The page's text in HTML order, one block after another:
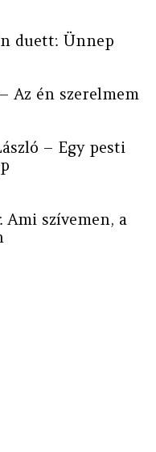
duett: Ünnep
Az én szerelmem
– Egy pesti
szívemen, a